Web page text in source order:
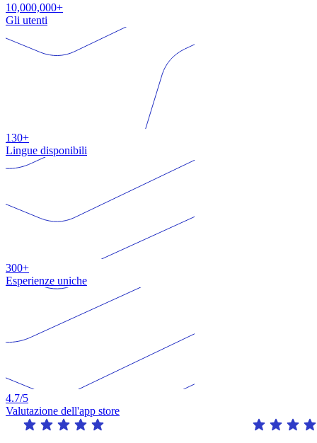
10,000,000+
Gli utenti
130+
Lingue disponibili
300+
Esperienze uniche
4.7/5
Valutazione dell'app store